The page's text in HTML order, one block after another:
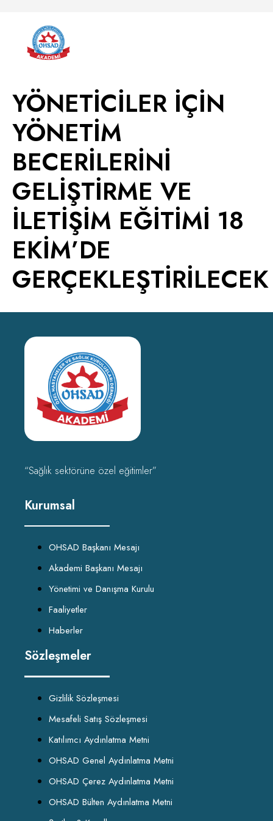
YÖNETİCİLER İÇİN
YÖNETİM
BECERİLERİNİ
GELİŞTİRME VE
İLETİŞİM EĞİTİMİ 18
EKİM’DE
GERÇEKLEŞTİRİLECEK
“Sağlık sektörüne özel eğitimler”
Kurumsal
OHSAD Başkanı Mesajı
Akademi Başkanı Mesajı
Yönetimi ve Danışma Kurulu
Faaliyetler
Haberler
Sözleşmeler
Gizlilik Sözleşmesi
Mesafeli Satış Sözleşmesi
Katılımcı Aydınlatma Metni
OHSAD Genel Aydınlatma Metni
OHSAD Çerez Aydınlatma Metni
OHSAD Bülten Aydınlatma Metni